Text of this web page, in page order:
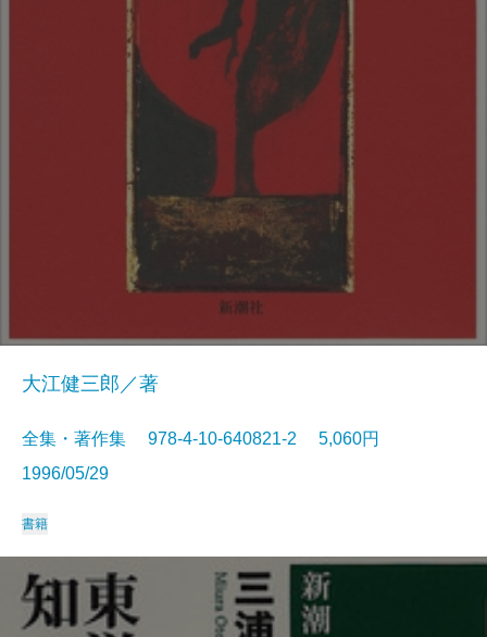
大江健三郎／著
全集・著作集 978-4-10-640821-2 5,060円
1996/05/29
書籍